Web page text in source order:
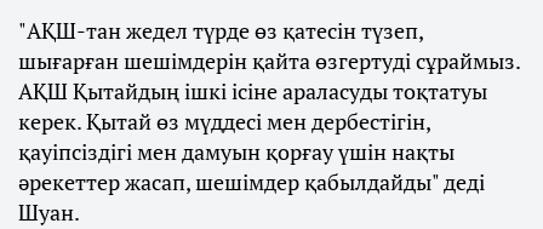
"АҚШ-тан жедел түрде өз қатесін түзеп,
шығарған шешімдерін қайта өзгертуді сұраймыз.
АҚШ Қытайдың ішкі ісіне араласуды тоқтатуы
керек. Қытай өз мүддесі мен дербестігін,
қауіпсіздігі мен дамуын қорғау үшін нақты
әрекеттер жасап, шешімдер қабылдайды" деді
Шуан.